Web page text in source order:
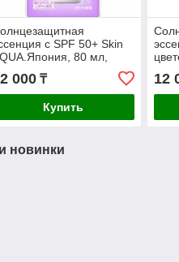
с SPF 50+ Skin
80 мл,
пятна,
000₸
Купить
UV
12
новинки